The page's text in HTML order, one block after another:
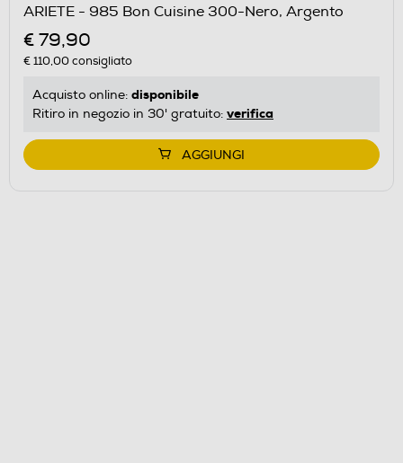
ARIETE - 985 Bon Cuisine 300-Nero, Argento
€ 79,90
€ 110,00consigliato
Acquisto online: disponibile
Ritiro in negozio in 30' gratuito: verifica
AGGIUNGI